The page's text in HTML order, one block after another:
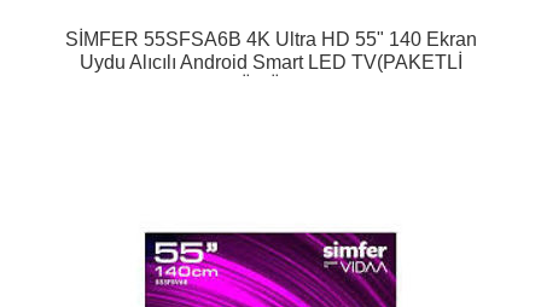
SİMFER 55SFSA6B 4K Ultra HD 55" 140 Ekran
Uydu Alıcılı Android Smart LED TV(PAKETLİ